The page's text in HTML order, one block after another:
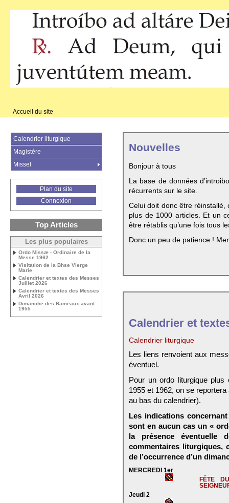
Accueil du site
Nouvelles
Bonjour à tous
La base de données
récurrents sur le site.
Celui doit donc être
plus de 1000 articles. Et un
être rétablis qu’une fois tous
Donc un peu de patience !
Calendrier et
Calendrier liturgique
Les liens renvoient aux
éventuel.
Pour un ordo liturgique plus
1955 et 1962, on se
au bas du calendrier).
Les indications
sont en aucun cas un «
la présence éventuelle
commentaires liturgiques,
de l’occurrence d’un
MERCREDI 1er
FÊTE
Jeudi 2
Calendrier liturgique
Magistère
Missel
Plan du site
Connexion
Top Articles
Les plus populaires
Ordo Missæ - Ordinaire de la
Messe 1962
Visitation de la Bhse Vierge
Marie
Calendrier et textes des Messes
Juillet 2026
Calendrier et textes des Messes
Avril 2026
Dimanche des Rameaux avant
1955